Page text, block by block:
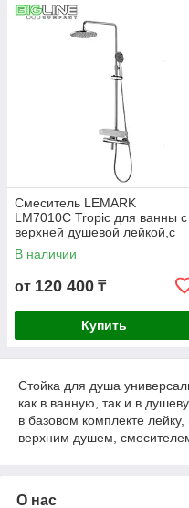
Смеситель LEMARK
LM7010C Tropic для ванны с
верхней душевой лейкой,с
поворот.изливом
В наличии
от 120 400 ₸
Купить
Стойка для душа
как в ванную, так и в
в базовом комплекте
верхним душем,
О нас